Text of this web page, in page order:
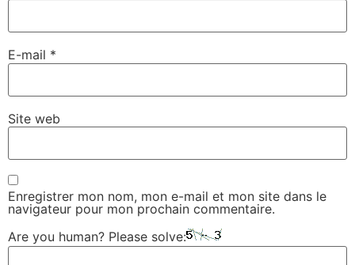
E-mail *
Site web
Enregistrer mon nom, mon e-mail et mon site dans le
navigateur pour mon prochain commentaire.
Are you human? Please solve: